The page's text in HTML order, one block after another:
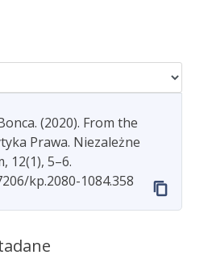
(2020). From the
Prawa. Niezależne
12(1), 5–6.
kp.2080-1084.358